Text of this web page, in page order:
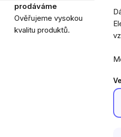
prodáváme
Ověřujeme vysokou
kvalitu produktů.